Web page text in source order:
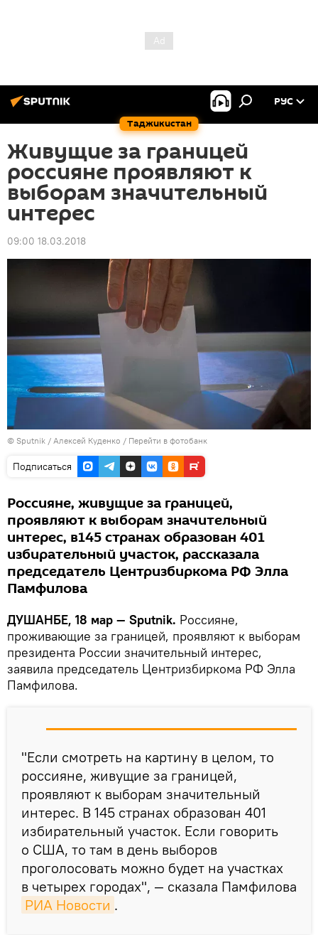
Таджикистан
РУС
Живущие за границей
россияне проявляют к
выборам значительный
интерес
09:00 18.03.2018
© Sputnik / Алексей Куденко / Перейти в фотобанк
Подписаться
Россияне, живущие за границей,
проявляют к выборам значительный
интерес, в145 странах образован 401
избирательный участок, рассказала
председатель Центризбиркома РФ Элла
Памфилова
ДУШАНБЕ, 18 мар — Sputnik. Россияне,
проживающие за границей, проявляют к выборам
президента России значительный интерес,
заявила председатель Центризбиркома РФ Элла
Памфилова.
"Если смотреть на картину в целом, то
россияне, живущие за границей,
проявляют к выборам значительный
интерес. В 145 странах образован 401
избирательный участок. Если говорить
о США, то там в день выборов
проголосовать можно будет на участках
в четырех городах", — сказала Памфилова
РИА Новости .